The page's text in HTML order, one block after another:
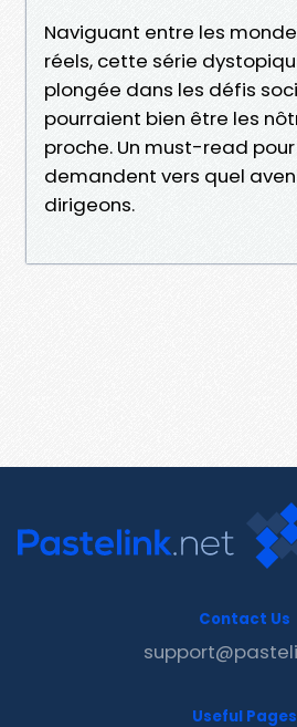
Naviguant entre les
réels, cette série
plongée dans les défis
pourraient bien être les
proche. Un must-read
demandent vers quel
dirigeons.
Contact Us
Useful Pages